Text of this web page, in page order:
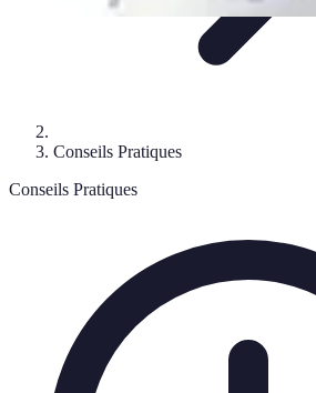
Conseils Pratiques
Conseils Pratiques